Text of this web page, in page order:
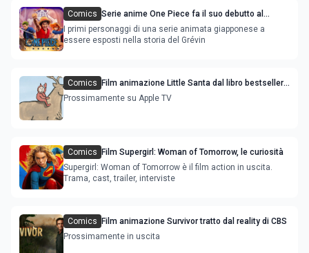
Comics Serie anime One Piece fa il suo debutto al
Museo Grévin di Parigi
I primi personaggi di una serie animata giapponese a
essere esposti nella storia del Grévin
Comics Film animazione Little Santa dal libro bestseller
di Jon Agee
Prossimamente su Apple TV
Comics Film Supergirl: Woman of Tomorrow, le curiosità
Supergirl: Woman of Tomorrow è il film action in uscita.
Trama, cast, trailer, interviste
Comics Film animazione Survivor tratto dal reality di CBS
Prossimamente in uscita